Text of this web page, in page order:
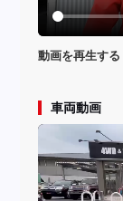
動画を再生する
車両動画